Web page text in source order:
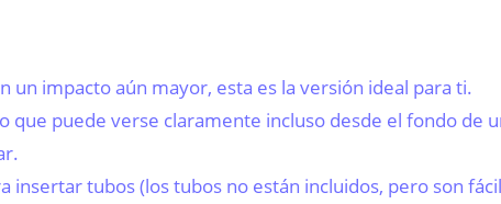
un impacto aún mayor, esta es la versión ideal para ti.
que puede verse claramente incluso desde el fondo de
insertar tubos (los tubos no están incluidos, pero son